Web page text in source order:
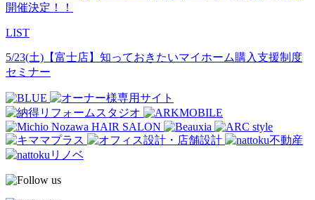
開催決定！！
LIST
5/23(土)【富士店】知っておきたいマイホーム購入支援制度
セミナー